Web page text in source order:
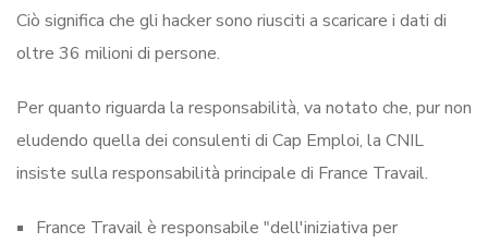
Ciò significa che gli hacker sono riusciti a scaricare i dati di
oltre 36 milioni di persone.
Per quanto riguarda la responsabilità, va notato che, pur non
eludendo quella dei consulenti di Cap Emploi, la CNIL
insiste sulla responsabilità principale di France Travail.
France Travail è responsabile "dell'iniziativa per